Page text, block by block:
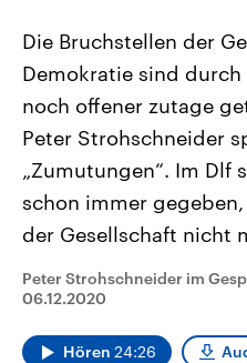
2026
Alle Informationen
Sachsen-Anhalt wählt am 6.
September 2026 einen neuen
Landtag. Seit 2021 wird das
Bundesland von einer
CDU, SPD und FDP regiert.-
Umfragen, Prognosen,
und Hintergründe zu den
Wahl.
Sendungen Programm
Audio-Archiv
Die Bruchstellen der
Demokratie sind
noch offener zutage
Peter Strohschneider
„Zumutungen“. Im Dlf
schon immer
der Gesellschaft nicht
Peter Strohschneider im
06.12.2020
Hören 24:26